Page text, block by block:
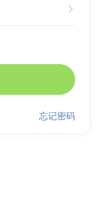

忘记密码